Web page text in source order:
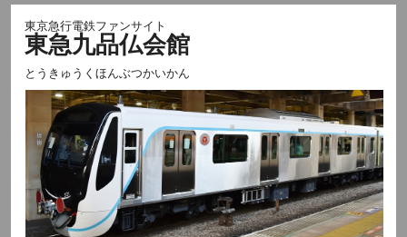
東京急行電鉄ファンサイト
東急九品仏会館
とうきゅうくほんぶつかいかん